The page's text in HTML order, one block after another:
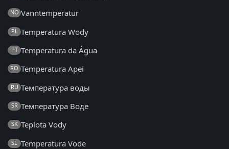
NO Vanntemperatur
PL Temperatura Wody
PT Temperatura da Água
RO Temperatura Apei
RU Температура воды
SR Температура Воде
SK Teplota Vody
SL Temperatura Vode